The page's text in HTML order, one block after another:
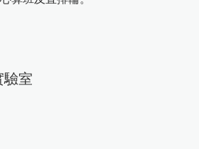
驗室